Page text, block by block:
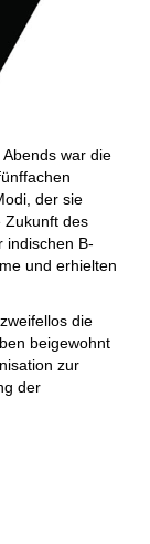
war die
der sie
Zukunft des
indischen B-
und erhielten
die
beigewohnt
zur
der